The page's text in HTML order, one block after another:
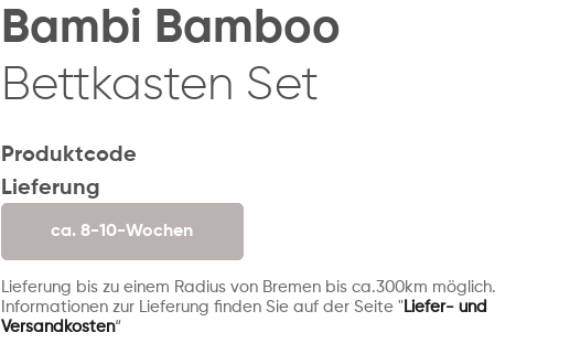
Bambi Bamboo
Bettkasten Set
Produktcode
Lieferung
ca. 8-10-Wochen
Lieferung bis zu einem Radius von Bremen bis ca.300km möglich.
Informationen zur Lieferung finden Sie auf der Seite "Liefer- und
Versandkosten“